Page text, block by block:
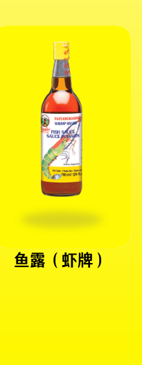
鱼露（虾牌）